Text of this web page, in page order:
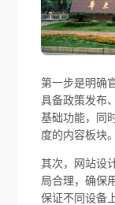
第一步是明确
具备政策发布
基础功能，同
度的内容板块。
其次，网站设
局合理，确保
保证不同设备